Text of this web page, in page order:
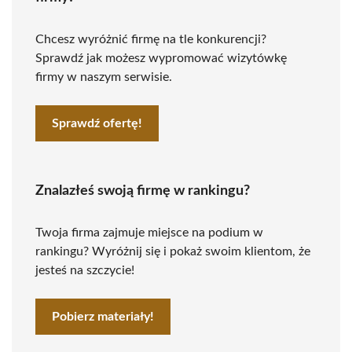
Chcesz wyróżnić firmę na tle konkurencji?
Sprawdź jak możesz wypromować wizytówkę
firmy w naszym serwisie.
Sprawdź ofertę!
Znalazłeś swoją firmę w rankingu?
Twoja firma zajmuje miejsce na podium w
rankingu? Wyróżnij się i pokaż swoim klientom, że
jesteś na szczycie!
Pobierz materiały!